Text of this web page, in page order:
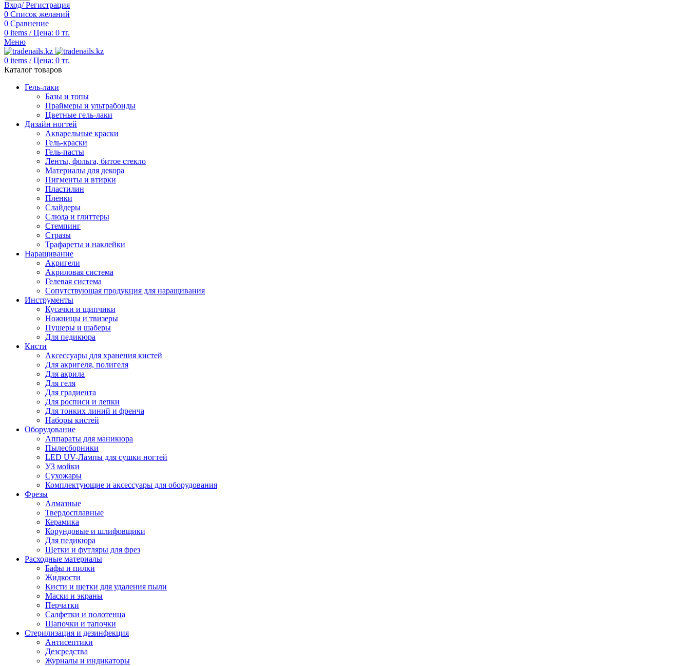
Вход/ Регистрация
0 Список желаний
0 Сравнение
0 items / Цена: 0 тг.
Меню
0 items / Цена: 0 тг.
Каталог товаров
Гель-лаки
Базы и топы
Праймеры и ультрабонды
Цветные гель-лаки
Дизайн ногтей
Акварельные краски
Гель-краски
Гель-пасты
Ленты, фольга, битое стекло
Материалы для декора
Пигменты и втирки
Пластилин
Пленки
Слайдеры
Слюда и глиттеры
Стемпинг
Стразы
Трафареты и наклейки
Наращивание
Акригели
Акриловая система
Гелевая система
Сопутствующая продукция для наращивания
Инструменты
Кусачки и щипчики
Ножницы и твизеры
Пушеры и шаберы
Для педикюра
Кисти
Аксессуары для хранения кистей
Для акригеля, полигеля
Для акрила
Для геля
Для градиента
Для росписи и лепки
Для тонких линий и френча
Наборы кистей
Оборудование
Аппараты для маникюра
Пылесборники
LED UV-Лампы для сушки ногтей
УЗ мойки
Сухожары
Комплектующие и аксессуары для оборудования
Фрезы
Алмазные
Твердосплавные
Керамика
Корундовые и шлифовщики
Для педикюра
Щетки и футляры для фрез
Расходные материалы
Бафы и пилки
Жидкости
Кисти и щетки для удаления пыли
Маски и экраны
Перчатки
Салфетки и полотенца
Шапочки и тапочки
Стерилизация и дезинфекция
Антисептики
Дезсредства
Журналы и индикаторы